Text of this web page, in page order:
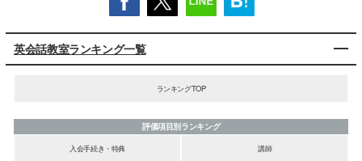
英会話教室ランキング一覧
ランキングTOP
評価項目別ランキング
入会手続き・特典
講師